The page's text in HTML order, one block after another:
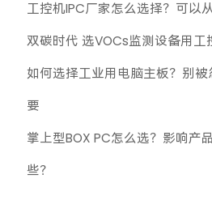
工控机IPC厂家怎么选择？可以
双碳时代 选VOCs监测设备用
如何选择工业用电脑主板？别
要
掌上型BOX PC怎么选？影响产
些？